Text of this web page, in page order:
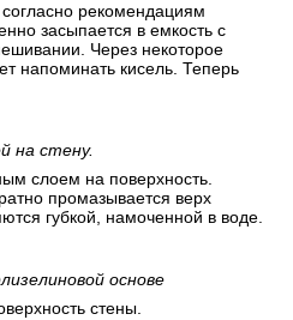
рекомендациям
засыпается в емкость с
Через некоторое
напоминать кисель. Теперь
на стену.
слоем на поверхность.
промазывается верх
губкой, намоченной в воде.
основе
стены.